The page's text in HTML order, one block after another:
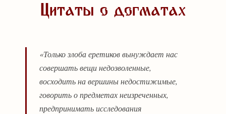
Цитаты о догматах
«Только злоба еретиков вынуждает нас
совершать вещи недозволенные,
восходить на вершины недостижимые,
говорить о предметах неизреченных,
предпринимать исследования